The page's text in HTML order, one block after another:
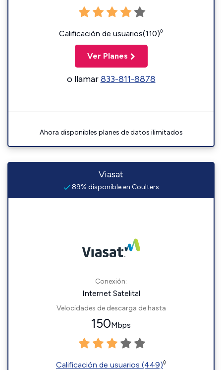
Calificación de usuarios(110)◊
Ver Planes
o llamar833-811-8878
Ahora disponibles planes de datos ilimitados
Viasat
89% disponible en Coulters
Conexión:
Internet Satelital
Velocidades de descarga de hasta
150Mbps
Calificación de usuarios (449)◊